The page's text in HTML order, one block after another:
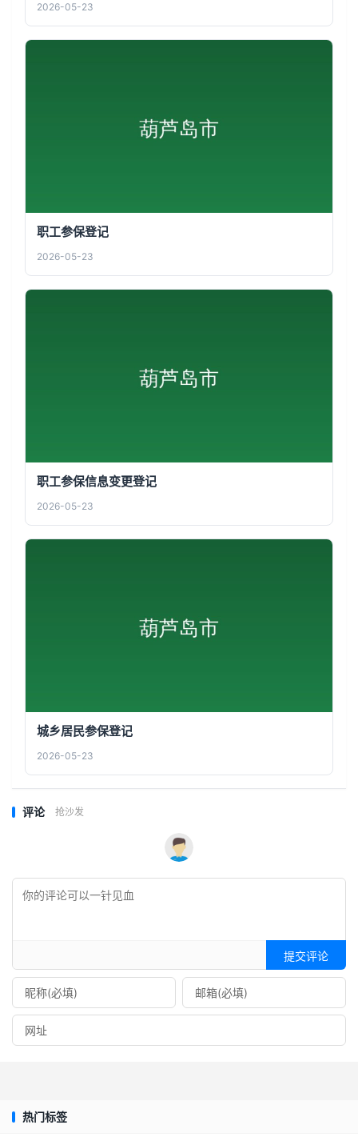
2026-05-23
职工参保登记
2026-05-23
职工参保信息变更登记
2026-05-23
城乡居民参保登记
2026-05-23
评论 抢沙发
提交评论
热门标签